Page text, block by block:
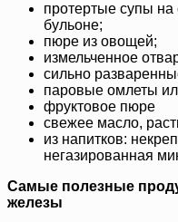
протертые супы
бульоне;
пюре из овощей;
измельченное
сильно
паровые омлеты
фруктовое пюре
свежее масло,
из напитков:
негазированная
Самые полезные
железы